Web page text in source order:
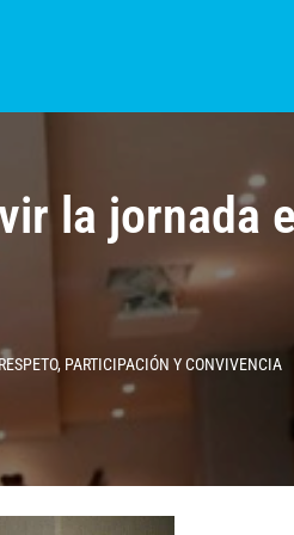
la jornada
PARTICIPACIÓN Y CONVIVENCIA